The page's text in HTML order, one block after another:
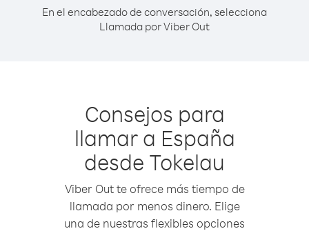
En el encabezado de conversación, selecciona
Llamada por Viber Out
Consejos para
llamar a España
desde Tokelau
Viber Out te ofrece más tiempo de
llamada por menos dinero. Elige
una de nuestras flexibles opciones